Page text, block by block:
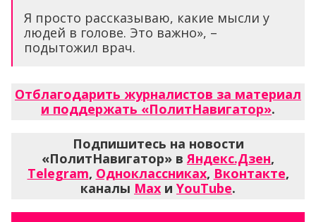
Я просто рассказываю, какие мысли у
людей в голове. Это важно», –
подытожил врач.
Отблагодарить журналистов за материал
и поддержать «ПолитНавигатор».
Подпишитесь на новости
«ПолитНавигатор» вЯндекс.Дзен,
Telegram, Одноклассниках, Вконтакте,
каналы Max и YouTube.